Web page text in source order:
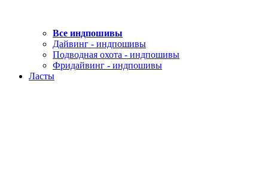
Все индпошивы
Дайвинг - индпошивы
Подводная охота - индпошивы
Фридайвинг - индпошивы
Ласты